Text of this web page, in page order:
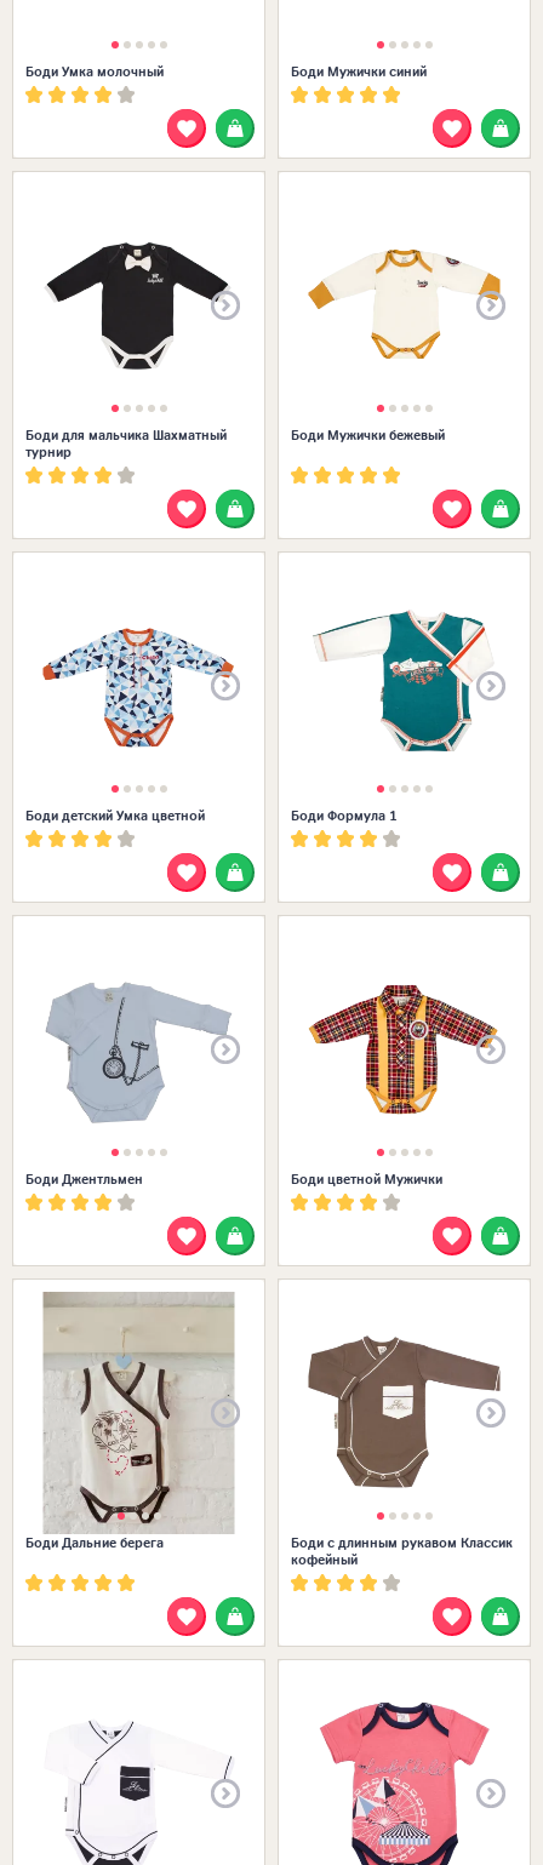
Боди Умка молочный Боди Мужички синий
Боди для мальчика Шахматный
турнир
Боди Мужички бежевый
Боди детский Умка цветной Боди Формула 1
Боди Джентльмен Боди цветной Мужички
Боди Дальние берега
Боди с длинным рукавом Классик
кофейный